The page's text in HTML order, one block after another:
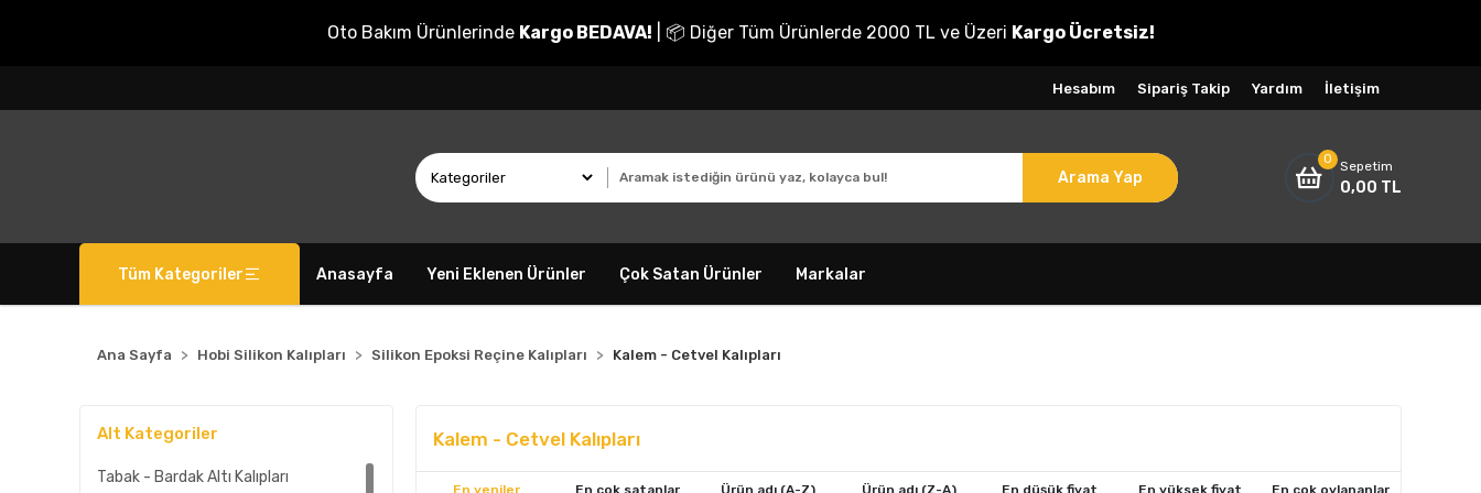
Oto Bakım Ürünlerinde Kargo BEDAVA! | 📦 Diğer Tüm Ürünlerde 2000 TL ve Üzeri Kargo Ücretsiz!
Hesabım Sipariş Takip Yardım İletişim
Arama Yap
0 Sepetim
0,00 TL
Tüm Kategoriler Anasayfa Yeni Eklenen Ürünler Çok Satan Ürünler Markalar
Ana Sayfa Hobi Silikon Kalıpları Silikon Epoksi Reçine Kalıpları Kalem - Cetvel Kalıpları
Alt Kategoriler
Tabak - Bardak Altı Kalıpları
Kalem - Cetvel Kalıpları
En yeniler En çok satanlar Ürün adı (A-Z) Ürün adı (Z-A) En düşük fiyat En yüksek fiyat En çok oylananlar